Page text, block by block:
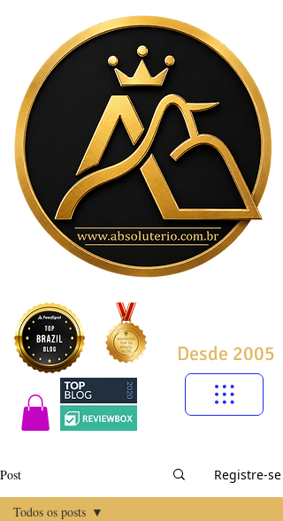
Desde 2005
Post Registre-se
Todos os posts